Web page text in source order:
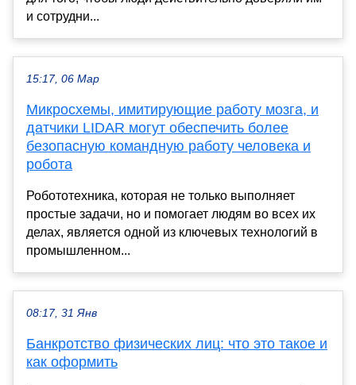
и сотрудни...
15:17, 06 Мар
Микросхемы, имитирующие работу мозга, и
датчики LIDAR могут обеспечить более
безопасную командную работу человека и
робота
Робототехника, которая не только выполняет
простые задачи, но и помогает людям во всех их
делах, является одной из ключевых технологий в
промышленном...
08:17, 31 Янв
Банкротство физических лиц: что это такое и
как оформить